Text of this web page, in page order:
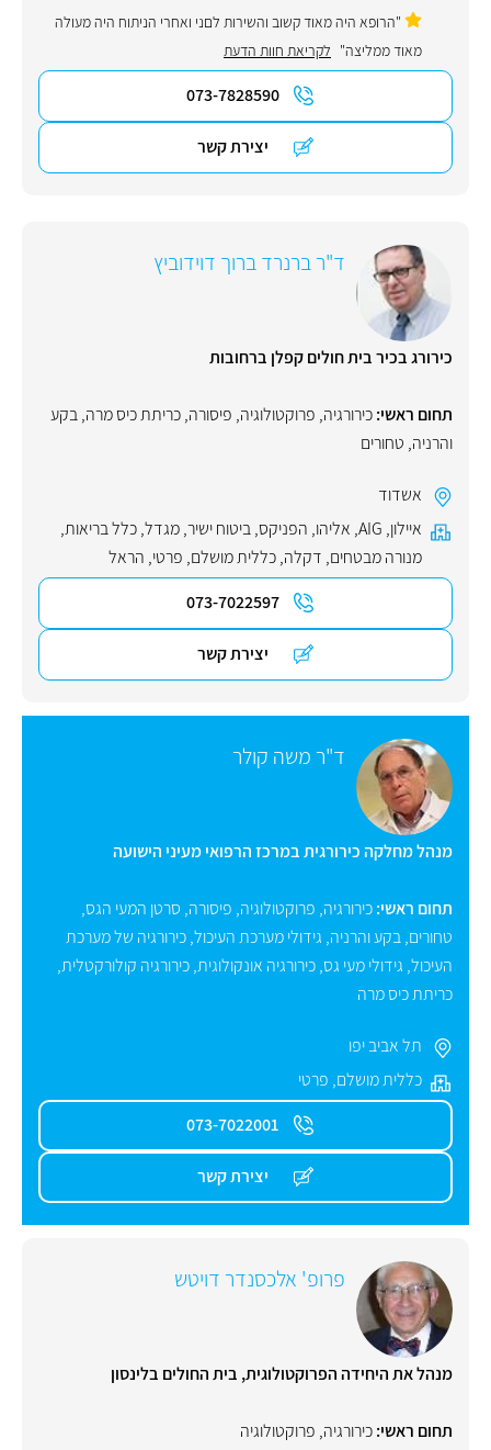
"הרופא היה מאוד קשוב והשירות לםני ואחרי הניתוח היה מעולה
מאוד ממליצה" לקריאת חוות הדעת
073-7828590
יצירת קשר
ד"ר ברנרד ברוך דוידוביץ
כירורג בכיר בית חולים קפלן ברחובות
תחום ראשי:כירורגיה, פרוקטולוגיה, פיסורה,כריתת כיס מרה,בקע
והרניה, טחורים
אשדוד
איילון,
AIG
, אליהו, הפניקס,ביטוח ישיר,מגדל,כלל בריאות,
מנורה מבטחים, דקלה,כללית מושלם, פרטי, הראל
073-7022597
יצירת קשר
ד"ר משה קולר
מנהל מחלקה כירורגית במרכז הרפואי מעיני הישועה
תחום ראשי:כירורגיה, פרוקטולוגיה, פיסורה, סרטן המעי הגס,
טחורים,בקע והרניה, גידולי מערכת העיכול,כירורגיה של מערכת
העיכול, גידולי מעי גס,כירורגיה אונקולוגית,כירורגיה קולורקטלית,
כריתת כיס מרה
תל אביב יפו
כללית מושלם, פרטי
073-7022001
יצירת קשר
פרופ' אלכסנדר דויטש
מנהל את היחידה הפרוקטולוגית, בית החולים בלינסון
תחום ראשי:כירורגיה, פרוקטולוגיה